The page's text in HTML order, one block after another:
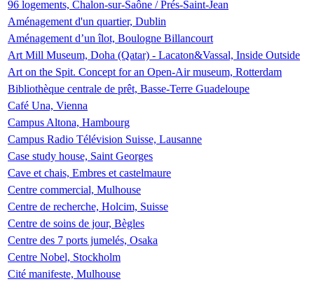
96 logements, Chalon-sur-Saône / Prés-Saint-Jean
Aménagement d'un quartier, Dublin
Aménagement d’un îlot, Boulogne Billancourt
Art Mill Museum, Doha (Qatar) - Lacaton&Vassal, Inside Outside
Art on the Spit. Concept for an Open-Air museum, Rotterdam
Bibliothèque centrale de prêt, Basse-Terre Guadeloupe
Café Una, Vienna
Campus Altona, Hambourg
Campus Radio Télévision Suisse, Lausanne
Case study house, Saint Georges
Cave et chais, Embres et castelmaure
Centre commercial, Mulhouse
Centre de recherche, Holcim, Suisse
Centre de soins de jour, Bègles
Centre des 7 ports jumelés, Osaka
Centre Nobel, Stockholm
Cité manifeste, Mulhouse